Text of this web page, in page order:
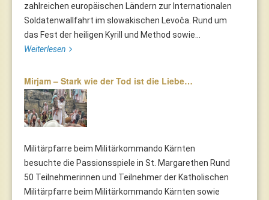
zahlreichen europäischen Ländern zur Internationalen
Soldatenwallfahrt im slowakischen Levoča. Rund um
das Fest der heiligen Kyrill und Method sowie...
Weiterlesen
Mirjam – Stark wie der Tod ist die Liebe…
Militärpfarre beim Militärkommando Kärnten
besuchte die Passionsspiele in St. Margarethen Rund
50 Teilnehmerinnen und Teilnehmer der Katholischen
Militärpfarre beim Militärkommando Kärnten sowie